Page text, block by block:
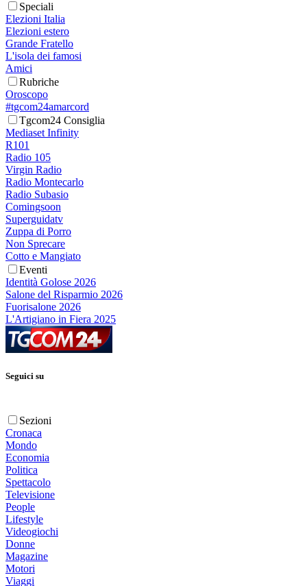
Speciali
Elezioni Italia
Elezioni estero
Grande Fratello
L'isola dei famosi
Amici
Rubriche
Oroscopo
#tgcom24amarcord
Tgcom24 Consiglia
Mediaset Infinity
R101
Radio 105
Virgin Radio
Radio Montecarlo
Radio Subasio
Comingsoon
Superguidatv
Zuppa di Porro
Non Sprecare
Cotto e Mangiato
Eventi
Identità Golose 2026
Salone del Risparmio 2026
Fuorisalone 2026
L'Artigiano in Fiera 2025
Seguici su
Sezioni
Cronaca
Mondo
Economia
Politica
Spettacolo
Televisione
People
Lifestyle
Videogiochi
Donne
Magazine
Motori
Viaggi